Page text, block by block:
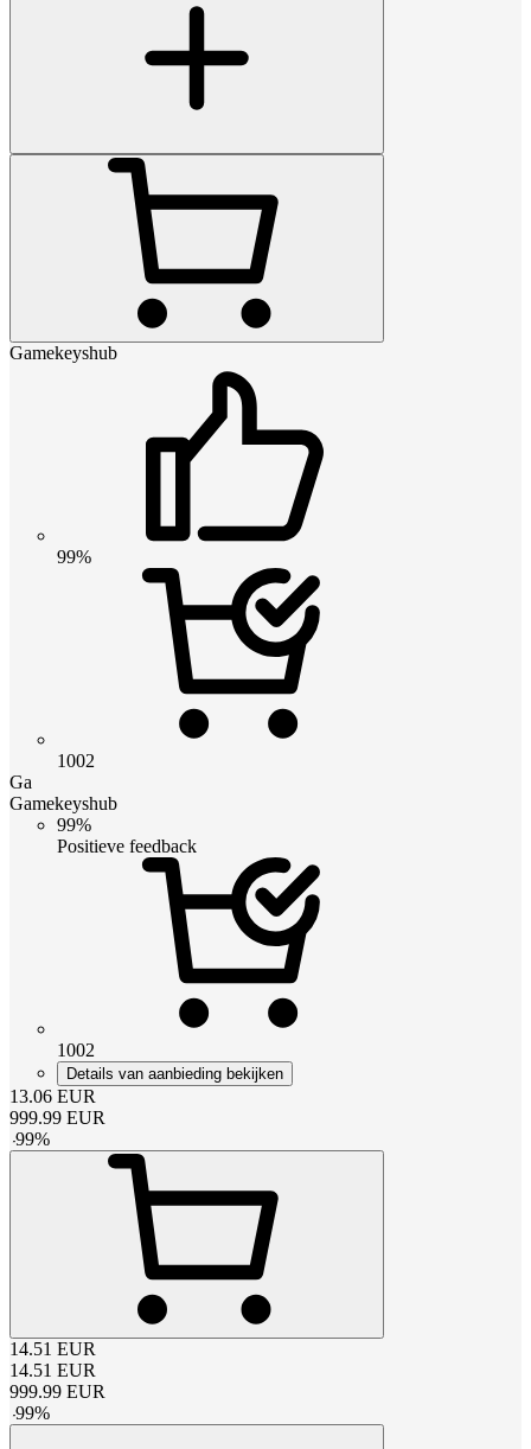
Gamekeyshub
99%
1002
Ga
Gamekeyshub
99%
Positieve feedback
1002
Details van aanbieding bekijken
13.06 EUR
999.99 EUR
-99%
14.51 EUR
14.51 EUR
999.99 EUR
-99%